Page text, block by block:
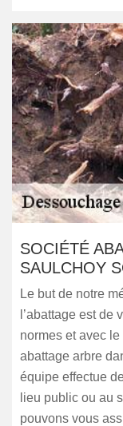
SOCIÉTÉ
SAULCHOY
Le but de notre
l’abattage est
normes et avec
abattage arbre
équipe effectue
lieu public ou au
pouvons vous